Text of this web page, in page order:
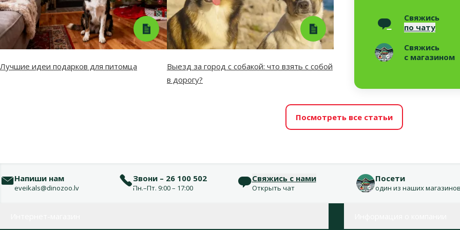
Свяжись
по чату
Свяжись
с магазином
Лучшие идеи подарков для питомца
Выезд за город с собакой: что взять с собой
в дорогу?
Посмотреть все статьи
Напиши нам
eveikals@dinozoo.lv
Звони – 26 100 502
Пн.–Пт. 9:00 – 17:00
Свяжись с нами
Открыть чат
Посети
один из наших